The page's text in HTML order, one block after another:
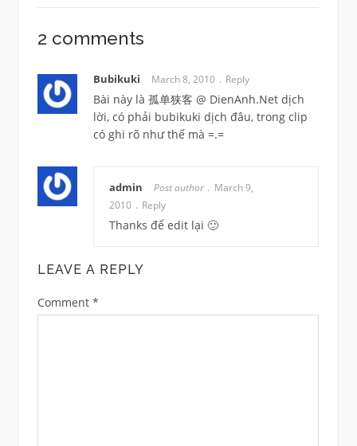
2 comments
Bubikuki March 8, 2010 Reply
Bài này là 孤单狭客 @ DienAnh.Net dịch
lời, có phải bubikuki dịch đâu, trong clip
có ghi rõ như thế mà =.=
admin Post author
March 9,
2010
Reply
Thanks để edit lại 🙂
LEAVE A REPLY
Comment *